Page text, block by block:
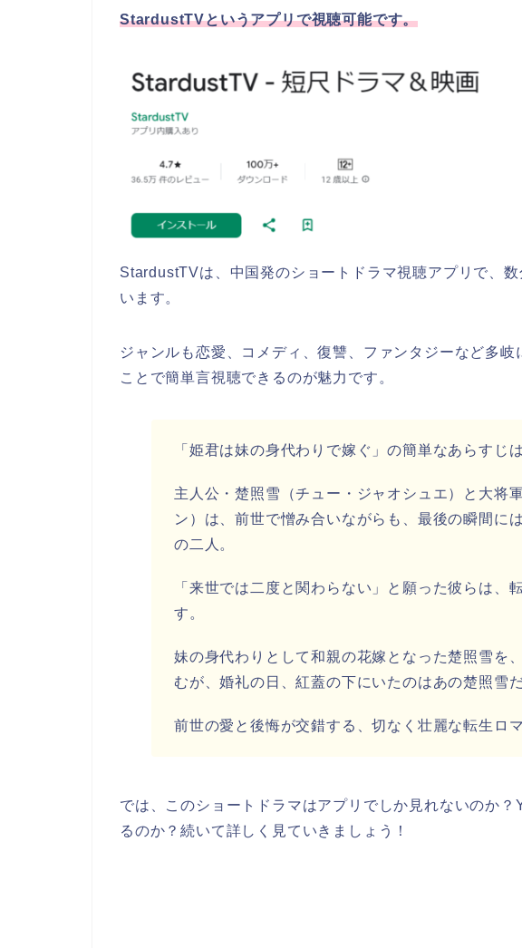
StardustTVというアプリで視聴可能です。
StardustTVは、中国発のショートドラマ視聴アプリで、
います。
ジャンルも恋愛、コメディ、復讐、ファンタジーなど多
ことで簡単言視聴できるのが魅力です。
「姫君は妹の身代わりで嫁ぐ」の簡単なあらすじ
主人公・楚照雪（チュー・ジャオシュエ）と大将
ン）は、前世で憎み合いながらも、最後の瞬間に
の二人。
「来世では二度と関わらない」と願った彼らは、
す。
妹の身代わりとして和親の花嫁となった楚照雪を
むが、婚礼の日、紅蓋の下にいたのはあの楚照雪だ
前世の愛と後悔が交錯する、切なく壮麗な転生ロマ
では、このショートドラマはアプリでしか見れないのか
るのか？続いて詳しく見ていきましょう！